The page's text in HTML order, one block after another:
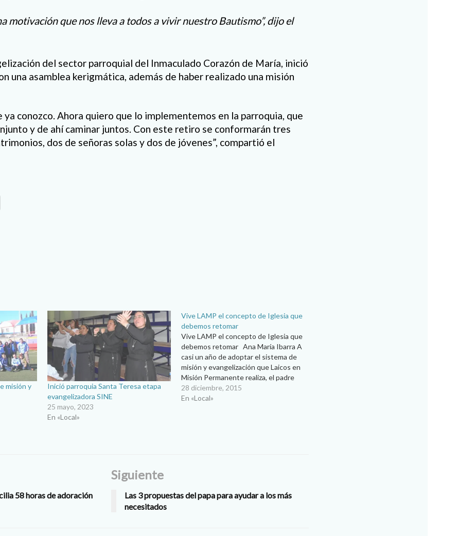
motivación que nos lleva a todos a vivir nuestro Bautismo”, dijo el
del sector parroquial del Inmaculado Corazón de María, inició
una asamblea kerigmática, además de haber realizado una misión
ya conozco. Ahora quiero que lo implementemos en la parroquia, que
y de ahí caminar juntos. Con este retiro se conformarán tres
dos de señoras solas y dos de jóvenes”, compartió el
misión y
Inició parroquia Santa Teresa etapa
evangelizadora SINE
25 mayo, 2023
En «Local»
Vive LAMP el concepto de Iglesia que
debemos retomar
Vive LAMP el concepto de Iglesia que
debemos retomar Ana María Ibarra A
casi un año de adoptar el sistema de
misión y evangelización que Laicos en
Misión Permanente realiza, el padre
Luis Escudero, párroco de La Virgen
de la Luz, reconoció la trayectoria y la
28 diciembre, 2015
En «Local»
58 horas de adoración
Siguiente
Las 3 propuestas del papa para ayudar a los más
necesitados